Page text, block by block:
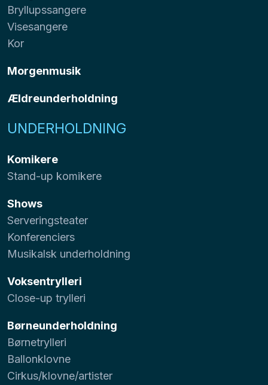
Bryllupssangere
Visesangere
Kor
Morgenmusik
Ældreunderholdning
UNDERHOLDNING
Komikere
Stand-up komikere
Shows
Serveringsteater
Konferenciers
Musikalsk underholdning
Voksentrylleri
Close-up trylleri
Børneunderholdning
Børnetrylleri
Ballonklovne
Cirkus/klovne/artister